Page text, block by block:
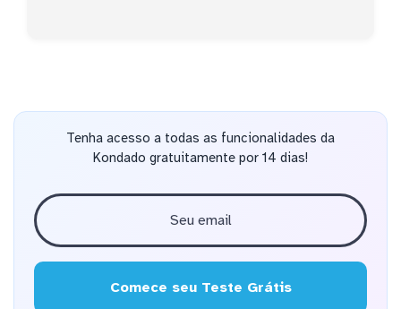
Tenha acesso a todas as funcionalidades da
Kondado gratuitamente por 14 dias!
Comece seu Teste Grátis